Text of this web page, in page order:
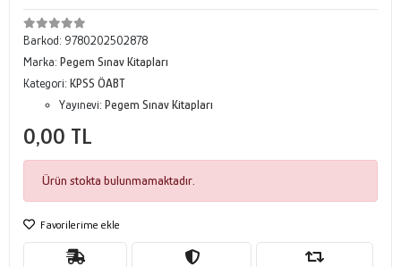
Barkod: 9780202502878
Marka: Pegem Sınav Kitapları
Kategori: KPSS ÖABT
Yayınevi: Pegem Sınav Kitapları
0,00 TL
Ürün stokta bulunmamaktadır.
Favorilerime ekle